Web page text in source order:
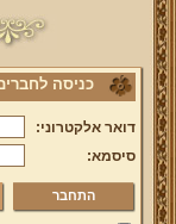
כניסה
דואר אלקטרוני:
סיסמא: